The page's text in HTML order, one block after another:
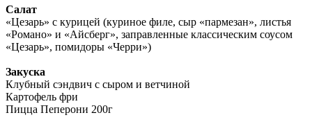
Салат
«Цезарь» с курицей (куриное филе, сыр «пармезан», листья
«Романо» и «Айсберг», заправленные классическим соусом
«Цезарь», помидоры «Черри»)
Закуска
Клубный сэндвич с сыром и ветчиной
Картофель фри
Пицца Пеперони 200г